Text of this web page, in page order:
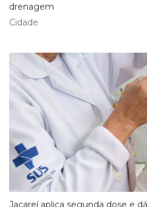
drenagem
Cidade
Jacareí aplica segunda dose e